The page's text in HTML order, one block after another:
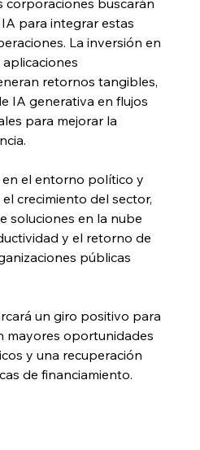
para integrar estas
La inversión en
retornos tangibles,
IA generativa en flujos
para mejorar la
el entorno político y
crecimiento del sector,
soluciones en la nube
y el retorno de
públicas
un giro positivo para
mayores oportunidades
y una recuperación
de financiamiento.